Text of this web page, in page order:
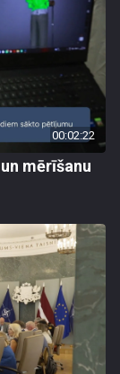
00:02:22
mērīšanu